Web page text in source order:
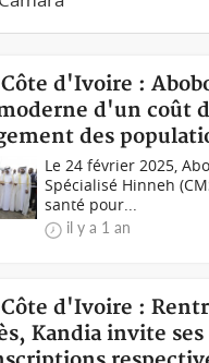
Côte d'Ivoire :
d'un coût
des
Le 24 février 2025,
Spécialisé Hinneh
santé pour...
il y a 1 an
Côte d'Ivoire :
Kandia invite ses